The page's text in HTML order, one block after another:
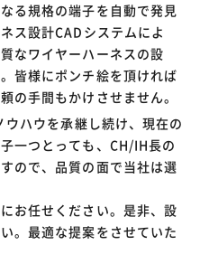
る規格の端子を自動で発見
ス設計CADシステムによ
なワイヤーハーネスの設
皆様にポンチ絵を頂ければ
の手間もかけさせません。
ハウを承継し続け、現在の
一つとっても、CH/IH長の
ので、品質の面で当社は選
お任せください。是非、設
。最適な提案をさせていた